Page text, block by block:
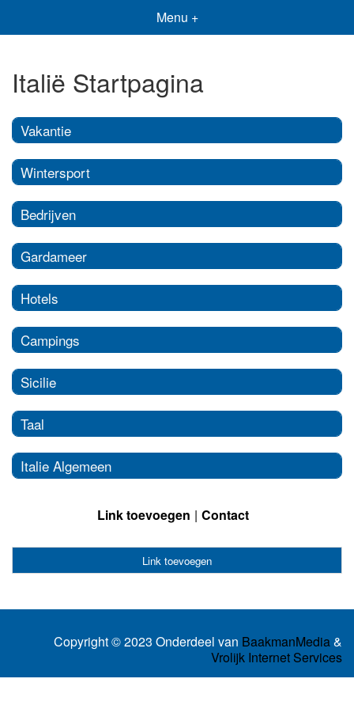
Menu +
Italië Startpagina
Vakantie
Wintersport
Bedrijven
Gardameer
Hotels
Campings
Sicilie
Taal
Italie Algemeen
Link toevoegen Contact
Link toevoegen
Copyright © 2023 Onderdeel van BaakmanMedia&
Vrolijk Internet Services